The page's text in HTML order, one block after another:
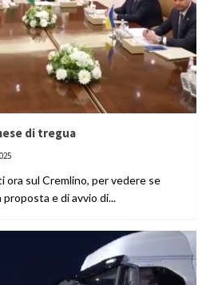
di tregua
sul Cremlino, per vedere se
e di avvio di...